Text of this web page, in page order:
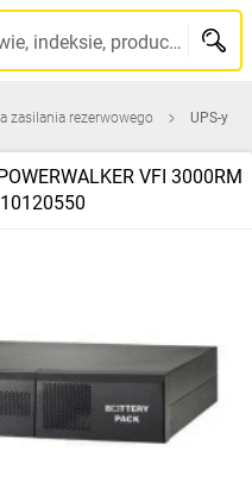
Szukaj po nazwie, indeksie, producencie, kodzie kreskowym...
zasilania rezerwowego UPS-y
VFI 3000RM